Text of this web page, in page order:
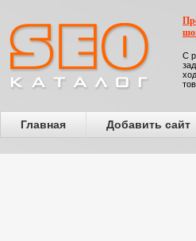
С
Главная Добавить сайт